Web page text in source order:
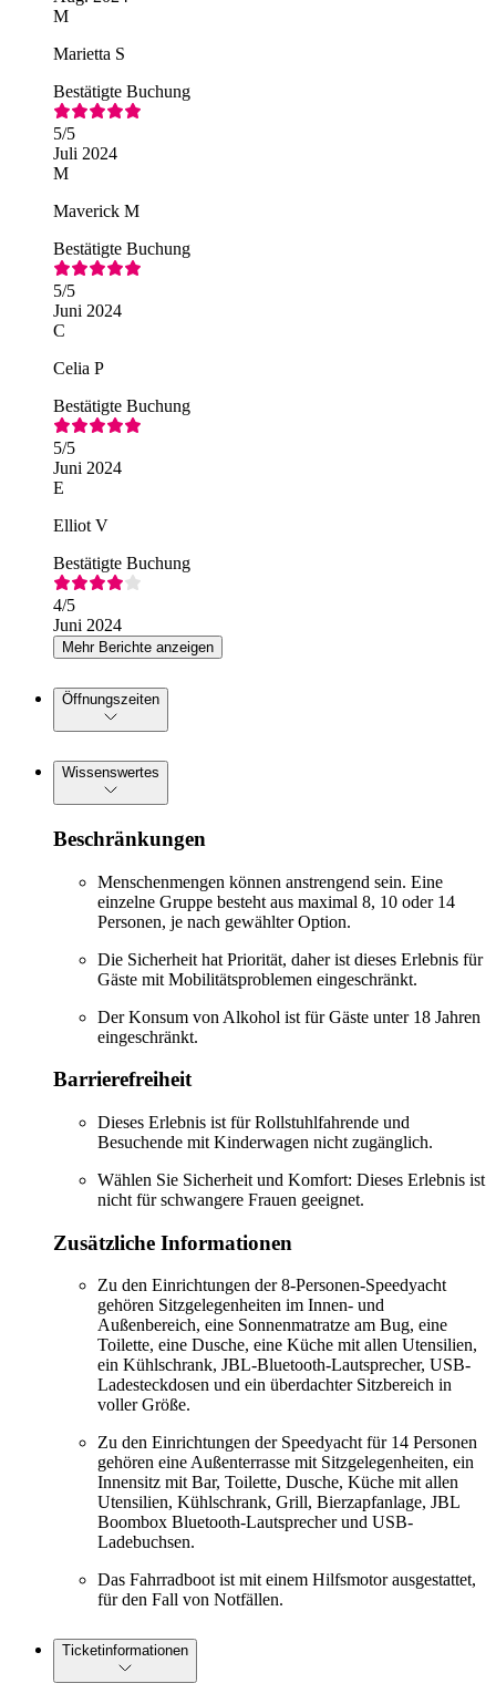
M
Marietta S
Bestätigte Buchung
5/5
Juli 2024
M
Maverick M
Bestätigte Buchung
5/5
Juni 2024
C
Celia P
Bestätigte Buchung
5/5
Juni 2024
E
Elliot V
Bestätigte Buchung
4/5
Juni 2024
Mehr Berichte anzeigen
Öffnungszeiten
Wissenswertes
Beschränkungen
Menschenmengen können anstrengend sein. Eine
einzelne Gruppe besteht aus maximal 8, 10 oder 14
Personen, je nach gewählter Option.
Die Sicherheit hat Priorität, daher ist dieses Erlebnis für
Gäste mit Mobilitätsproblemen eingeschränkt.
Der Konsum von Alkohol ist für Gäste unter 18 Jahren
eingeschränkt.
Barrierefreiheit
Dieses Erlebnis ist für Rollstuhlfahrende und
Besuchende mit Kinderwagen nicht zugänglich.
Wählen Sie Sicherheit und Komfort: Dieses Erlebnis ist
nicht für schwangere Frauen geeignet.
Zusätzliche Informationen
Zu den Einrichtungen der 8-Personen-Speedyacht
gehören Sitzgelegenheiten im Innen- und
Außenbereich, eine Sonnenmatratze am Bug, eine
Toilette, eine Dusche, eine Küche mit allen Utensilien,
ein Kühlschrank, JBL-Bluetooth-Lautsprecher, USB-
Ladesteckdosen und ein überdachter Sitzbereich in
voller Größe.
Zu den Einrichtungen der Speedyacht für 14 Personen
gehören eine Außenterrasse mit Sitzgelegenheiten, ein
Innensitz mit Bar, Toilette, Dusche, Küche mit allen
Utensilien, Kühlschrank, Grill, Bierzapfanlage, JBL
Boombox Bluetooth-Lautsprecher und USB-
Ladebuchsen.
Das Fahrradboot ist mit einem Hilfsmotor ausgestattet,
für den Fall von Notfällen.
Ticketinformationen